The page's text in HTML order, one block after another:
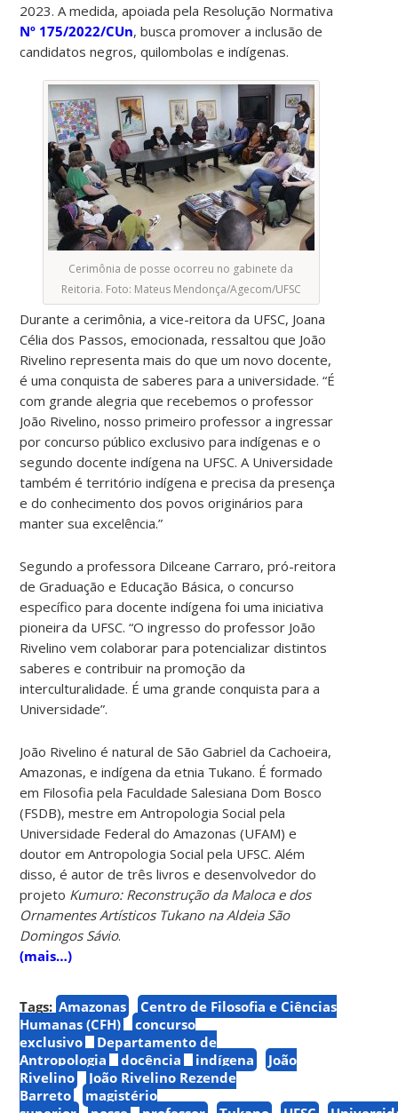
2023. A medida, apoiada pela Resolução Normativa
Nº 175/2022/CUn, busca promover a inclusão de
candidatos negros, quilombolas e indígenas.
Cerimônia de posse ocorreu no gabinete da
Reitoria. Foto: Mateus Mendonça/Agecom/UFSC
Durante a cerimônia, a vice-reitora da UFSC, Joana
Célia dos Passos, emocionada, ressaltou que João
Rivelino representa mais do que um novo docente,
é uma conquista de saberes para a universidade. “É
com grande alegria que recebemos o professor
João Rivelino, nosso primeiro professor a ingressar
por concurso público exclusivo para indígenas e o
segundo docente indígena na UFSC. A Universidade
também é território indígena e precisa da presença
e do conhecimento dos povos originários para
manter sua excelência.”
Segundo a professora Dilceane Carraro, pró-reitora
de Graduação e Educação Básica, o concurso
específico para docente indígena foi uma iniciativa
pioneira da UFSC. “O ingresso do professor João
Rivelino vem colaborar para potencializar distintos
saberes e contribuir na promoção da
interculturalidade. É uma grande conquista para a
Universidade”.
João Rivelino é natural de São Gabriel da Cachoeira,
Amazonas, e indígena da etnia Tukano. É formado
em Filosofia pela Faculdade Salesiana Dom Bosco
(FSDB), mestre em Antropologia Social pela
Universidade Federal do Amazonas (UFAM) e
doutor em Antropologia Social pela UFSC. Além
disso, é autor de três livros e desenvolvedor do
projeto Kumuro: Reconstrução da Maloca e dos
Ornamentes Artísticos Tukano na Aldeia São
Domingos Sávio.
(mais…)
Tags: Amazonas
Centro de Filosofia e Ciências
Humanas (CFH)
concurso
exclusivo
Departamento de
Antropologia
docência indígena
João
Rivelino
João Rivelino Rezende
Barreto
magistério